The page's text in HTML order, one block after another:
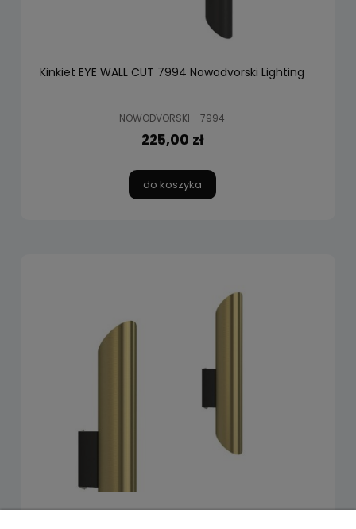
Kinkiet EYE WALL CUT 7994 Nowodvorski Lighting
NOWODVORSKI - 7994
225,00 zł
do koszyka